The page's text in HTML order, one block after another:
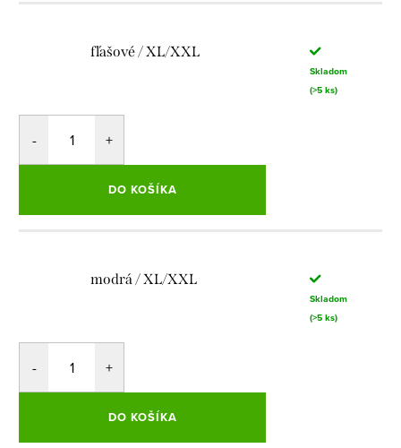
fľašové / XL/XXL
Skladom
(>5 ks)
DO KOŠÍKA
modrá / XL/XXL
Skladom
(>5 ks)
DO KOŠÍKA